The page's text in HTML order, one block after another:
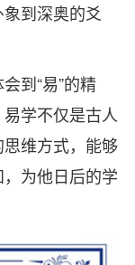
到深奥的爻
到“易”的精
学不仅是古人
维方式，能够
为他日后的学